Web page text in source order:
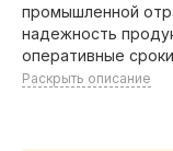
промышленной
надежность
оперативные
Раскрыть описание